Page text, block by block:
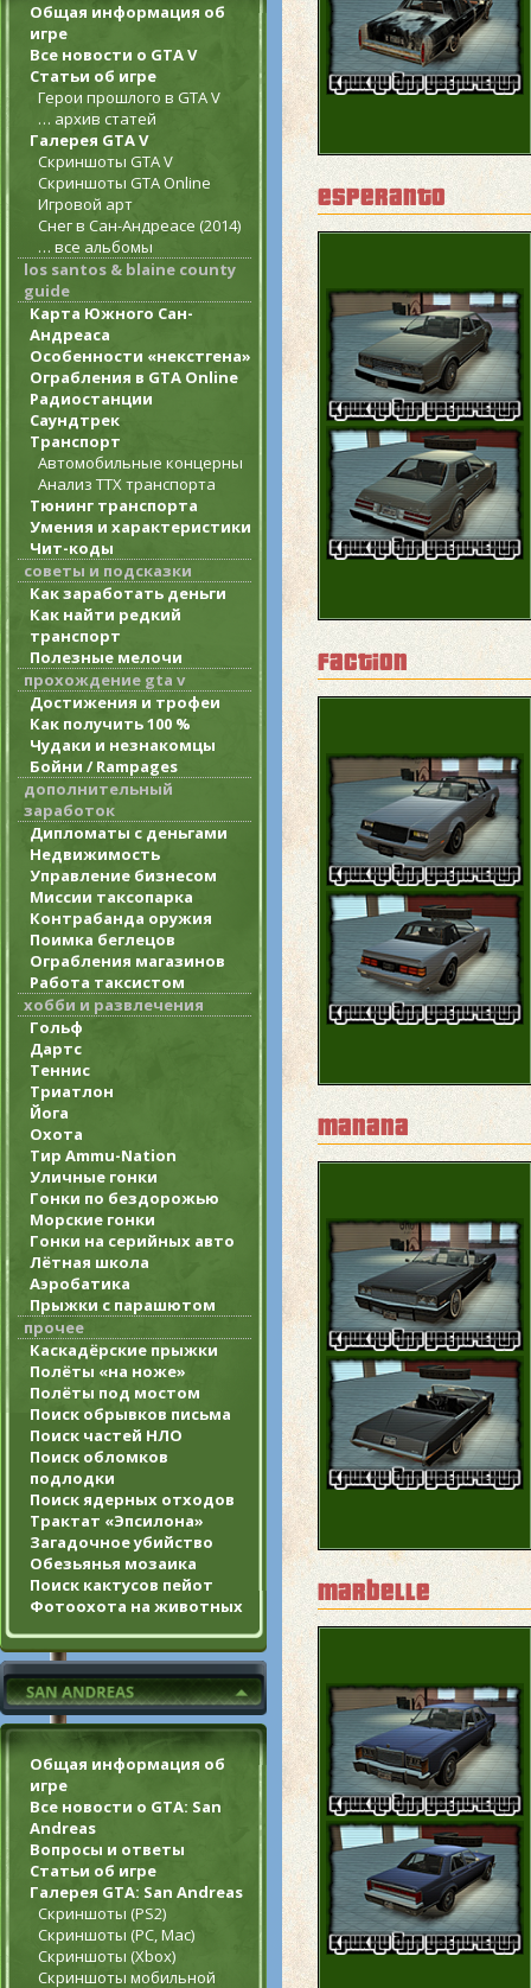
Общая информация об
игре
Все новости о GTA V
Статьи об игре
Герои прошлого в GTA V
… архив статей
Галерея GTA V
Скриншоты GTA V
Скриншоты GTA Online
Игровой арт
Снег в Сан-Андреасе (2014)
… все альбомы
los santos & blaine county
guide
Карта Южного Сан-
Андреаса
Особенности «некстгена»
Ограбления в GTA Online
Радиостанции
Саундтрек
Транспорт
Автомобильные концерны
Анализ ТТХ транспорта
Тюнинг транспорта
Умения и характеристики
Чит-коды
советы и подсказки
Как заработать деньги
Как найти редкий
транспорт
Полезные мелочи
прохождение gta v
Достижения и трофеи
Как получить 100 %
Чудаки и незнакомцы
Бойни / Rampages
дополнительный
заработок
Дипломаты с деньгами
Недвижимость
Управление бизнесом
Миссии таксопарка
Контрабанда оружия
Поимка беглецов
Ограбления магазинов
Работа таксистом
хобби и развлечения
Гольф
Дартс
Теннис
Триатлон
Йога
Охота
Тир Ammu-Nation
Уличные гонки
Гонки по бездорожью
Морские гонки
Гонки на серийных авто
Лётная школа
Аэробатика
Прыжки с парашютом
прочее
Каскадёрские прыжки
Полёты «на ноже»
Полёты под мостом
Поиск обрывков письма
Поиск частей НЛО
Поиск обломков
подлодки
Поиск ядерных отходов
Трактат «Эпсилона»
Загадочное убийство
Обезьянья мозаика
Поиск кактусов пейот
Фотоохота на животных
Общая информация об
игре
Все новости о GTA: San
Andreas
Вопросы и ответы
Статьи об игре
Галерея GTA: San Andreas
Скриншоты (PS2)
Скриншоты (PC, Mac)
Скриншоты (Xbox)
Скриншоты мобильной
esperanto
faction
manana
marbelle